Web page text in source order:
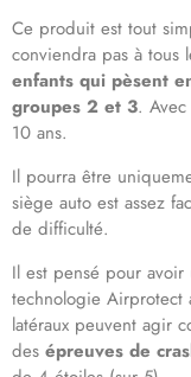
Ce produit est tout
conviendra pas à tous
enfants qui pèsent
groupes 2 et 3.
10 ans.
Il pourra être
siège auto est assez
de difficulté.
Il est pensé pour
technologie Airprotect
latéraux peuvent agir
des épreuves de